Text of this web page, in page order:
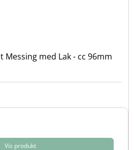
Messing med Lak - cc 96mm
Vis produkt